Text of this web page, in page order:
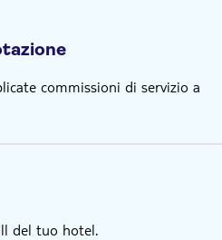
commissioni di servizio a
del tuo hotel.